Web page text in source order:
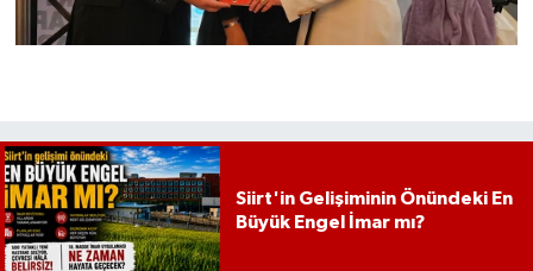
Siirt'in Gelişiminin Önündeki En
Büyük Engel İmar mı?